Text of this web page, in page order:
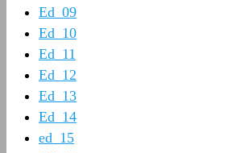
Ed_09
Ed_10
Ed_11
Ed_12
Ed_13
Ed_14
ed_15